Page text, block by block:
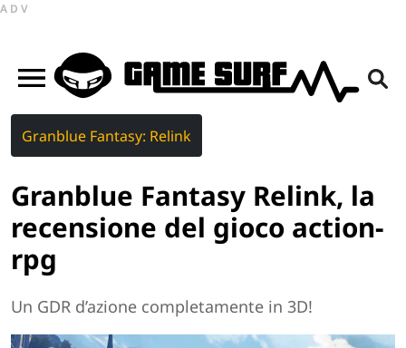
ADV
Granblue Fantasy: Relink
Granblue Fantasy Relink, la
recensione del gioco action-
rpg
Un GDR d’azione completamente in 3D!